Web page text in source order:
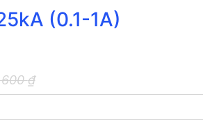
(0.1-1A)
₫